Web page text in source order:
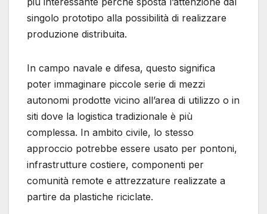
singolo prototipo alla possibilità di realizzare
produzione distribuita.
In campo navale e difesa, questo significa
poter immaginare piccole serie di mezzi
autonomi prodotte vicino all’area di utilizzo o in
siti dove la logistica tradizionale è più
complessa. In ambito civile, lo stesso
approccio potrebbe essere usato per pontoni,
infrastrutture costiere, componenti per
comunità remote e attrezzature realizzate a
partire da plastiche riciclate.